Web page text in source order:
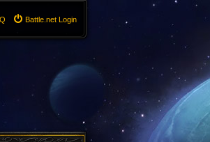
Battle.net Login